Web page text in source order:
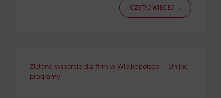
CZYTAJ WIĘCEJ →
Zielone wsparcie dla firm w Wielkopolsce – Unijne
programy